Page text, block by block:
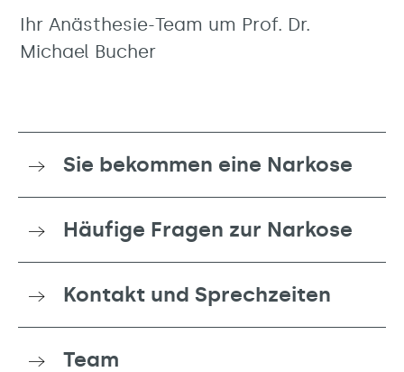
Ihr Anästhesie-Team um Prof. Dr.
Michael Bucher
Sie bekommen eine Narkose
Häufige Fragen zur Narkose
Kontakt und Sprechzeiten
Team